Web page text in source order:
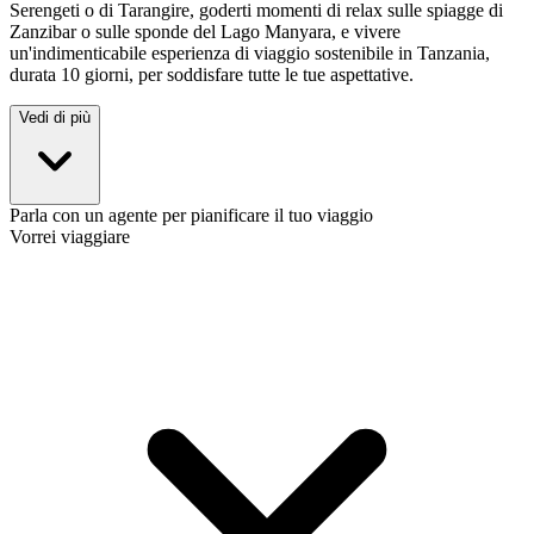
Serengeti o di Tarangire, goderti momenti di relax sulle spiagge di
Zanzibar o sulle sponde del Lago Manyara, e vivere
un'indimenticabile esperienza di viaggio sostenibile in Tanzania,
durata 10 giorni, per soddisfare tutte le tue aspettative.
Vedi di più
Parla con un agente per pianificare il tuo viaggio
Vorrei viaggiare